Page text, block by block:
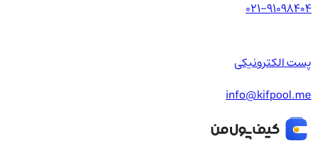
021-91098404
پست الکترونیکی
info@kifpool.me